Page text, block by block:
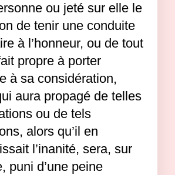
ou jeté sur elle le
de tenir une conduite
à l’honneur, ou de tout
propre à porter
à sa considération,
aura propagé de telles
ou de tels
alors qu’il en
l’inanité, sera, sur
puni d’une peine